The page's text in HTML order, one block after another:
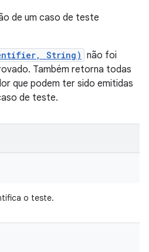
de um caso de teste
String) não foi
Também retorna todas
que podem ter sido emitidas
de teste.
o teste.